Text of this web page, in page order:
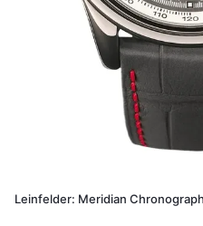
Leinfelder: Meridian